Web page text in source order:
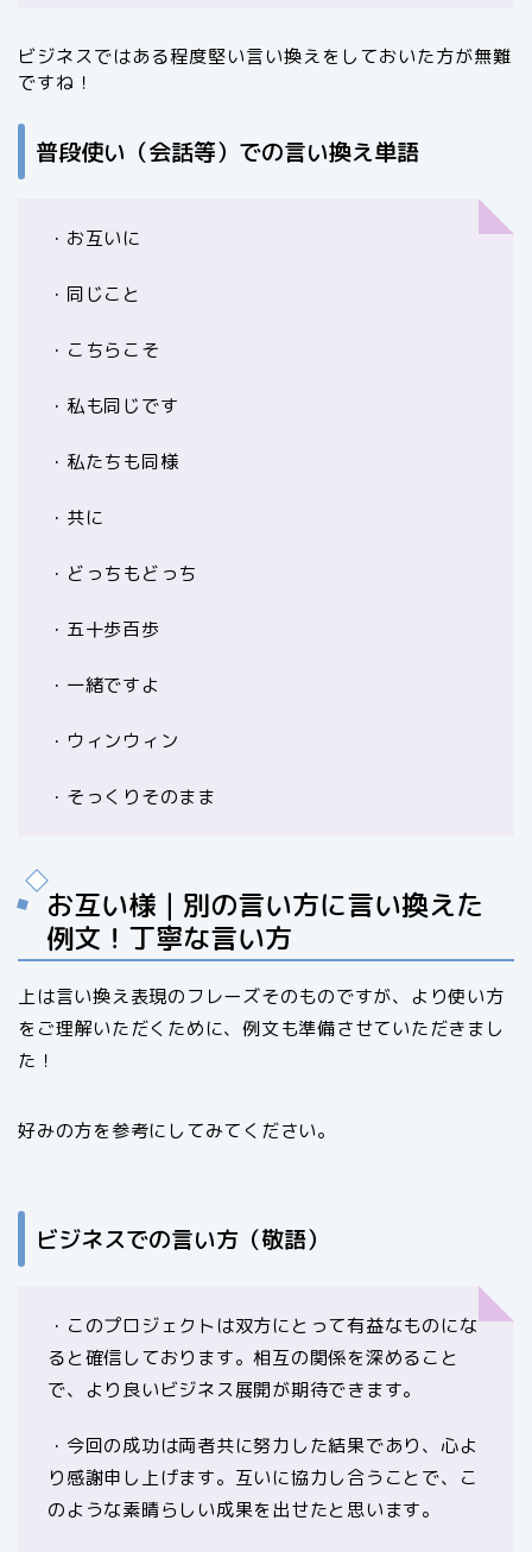
ビジネスではある程度堅い言い換えをしておいた方が無難
ですね！
普段使い（会話等）での言い換え単語
・お互いに
・同じこと
・こちらこそ
・私も同じです
・私たちも同様
・共に
・どっちもどっち
・五十歩百歩
・一緒ですよ
・ウィンウィン
・そっくりそのまま
お互い様｜別の言い方に言い換えた
例文！丁寧な言い方
上は言い換え表現のフレーズそのものですが、より使い方
をご理解いただくために、例文も準備させていただきまし
た！
好みの方を参考にしてみてください。
ビジネスでの言い方（敬語）
・このプロジェクトは双方にとって有益なものにな
ると確信しております。相互の関係を深めること
で、より良いビジネス展開が期待できます。
・今回の成功は両者共に努力した結果であり、心よ
り感謝申し上げます。互いに協力し合うことで、こ
のような素晴らしい成果を出せたと思います。